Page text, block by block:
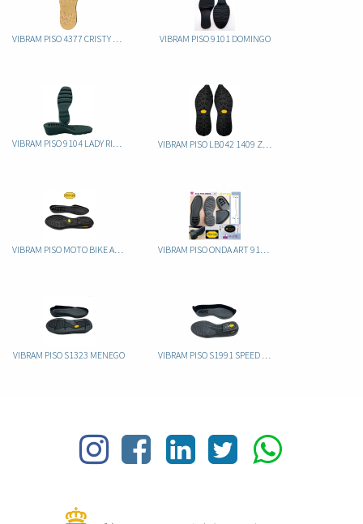
VIBRAM PISO 4377 CRISTY EVA VIBRAM PISO 9101 DOMINGO
VIBRAM PISO LB042 1409 ZEGATRACK
VIBRAM PISO MOTO BIKE ART. 0020C VIBRAM PISO ONDA ART 9123 VLITE
VIBRAM PISO S1323 MENEGO VIBRAM PISO S1991 SPEED REPAIR